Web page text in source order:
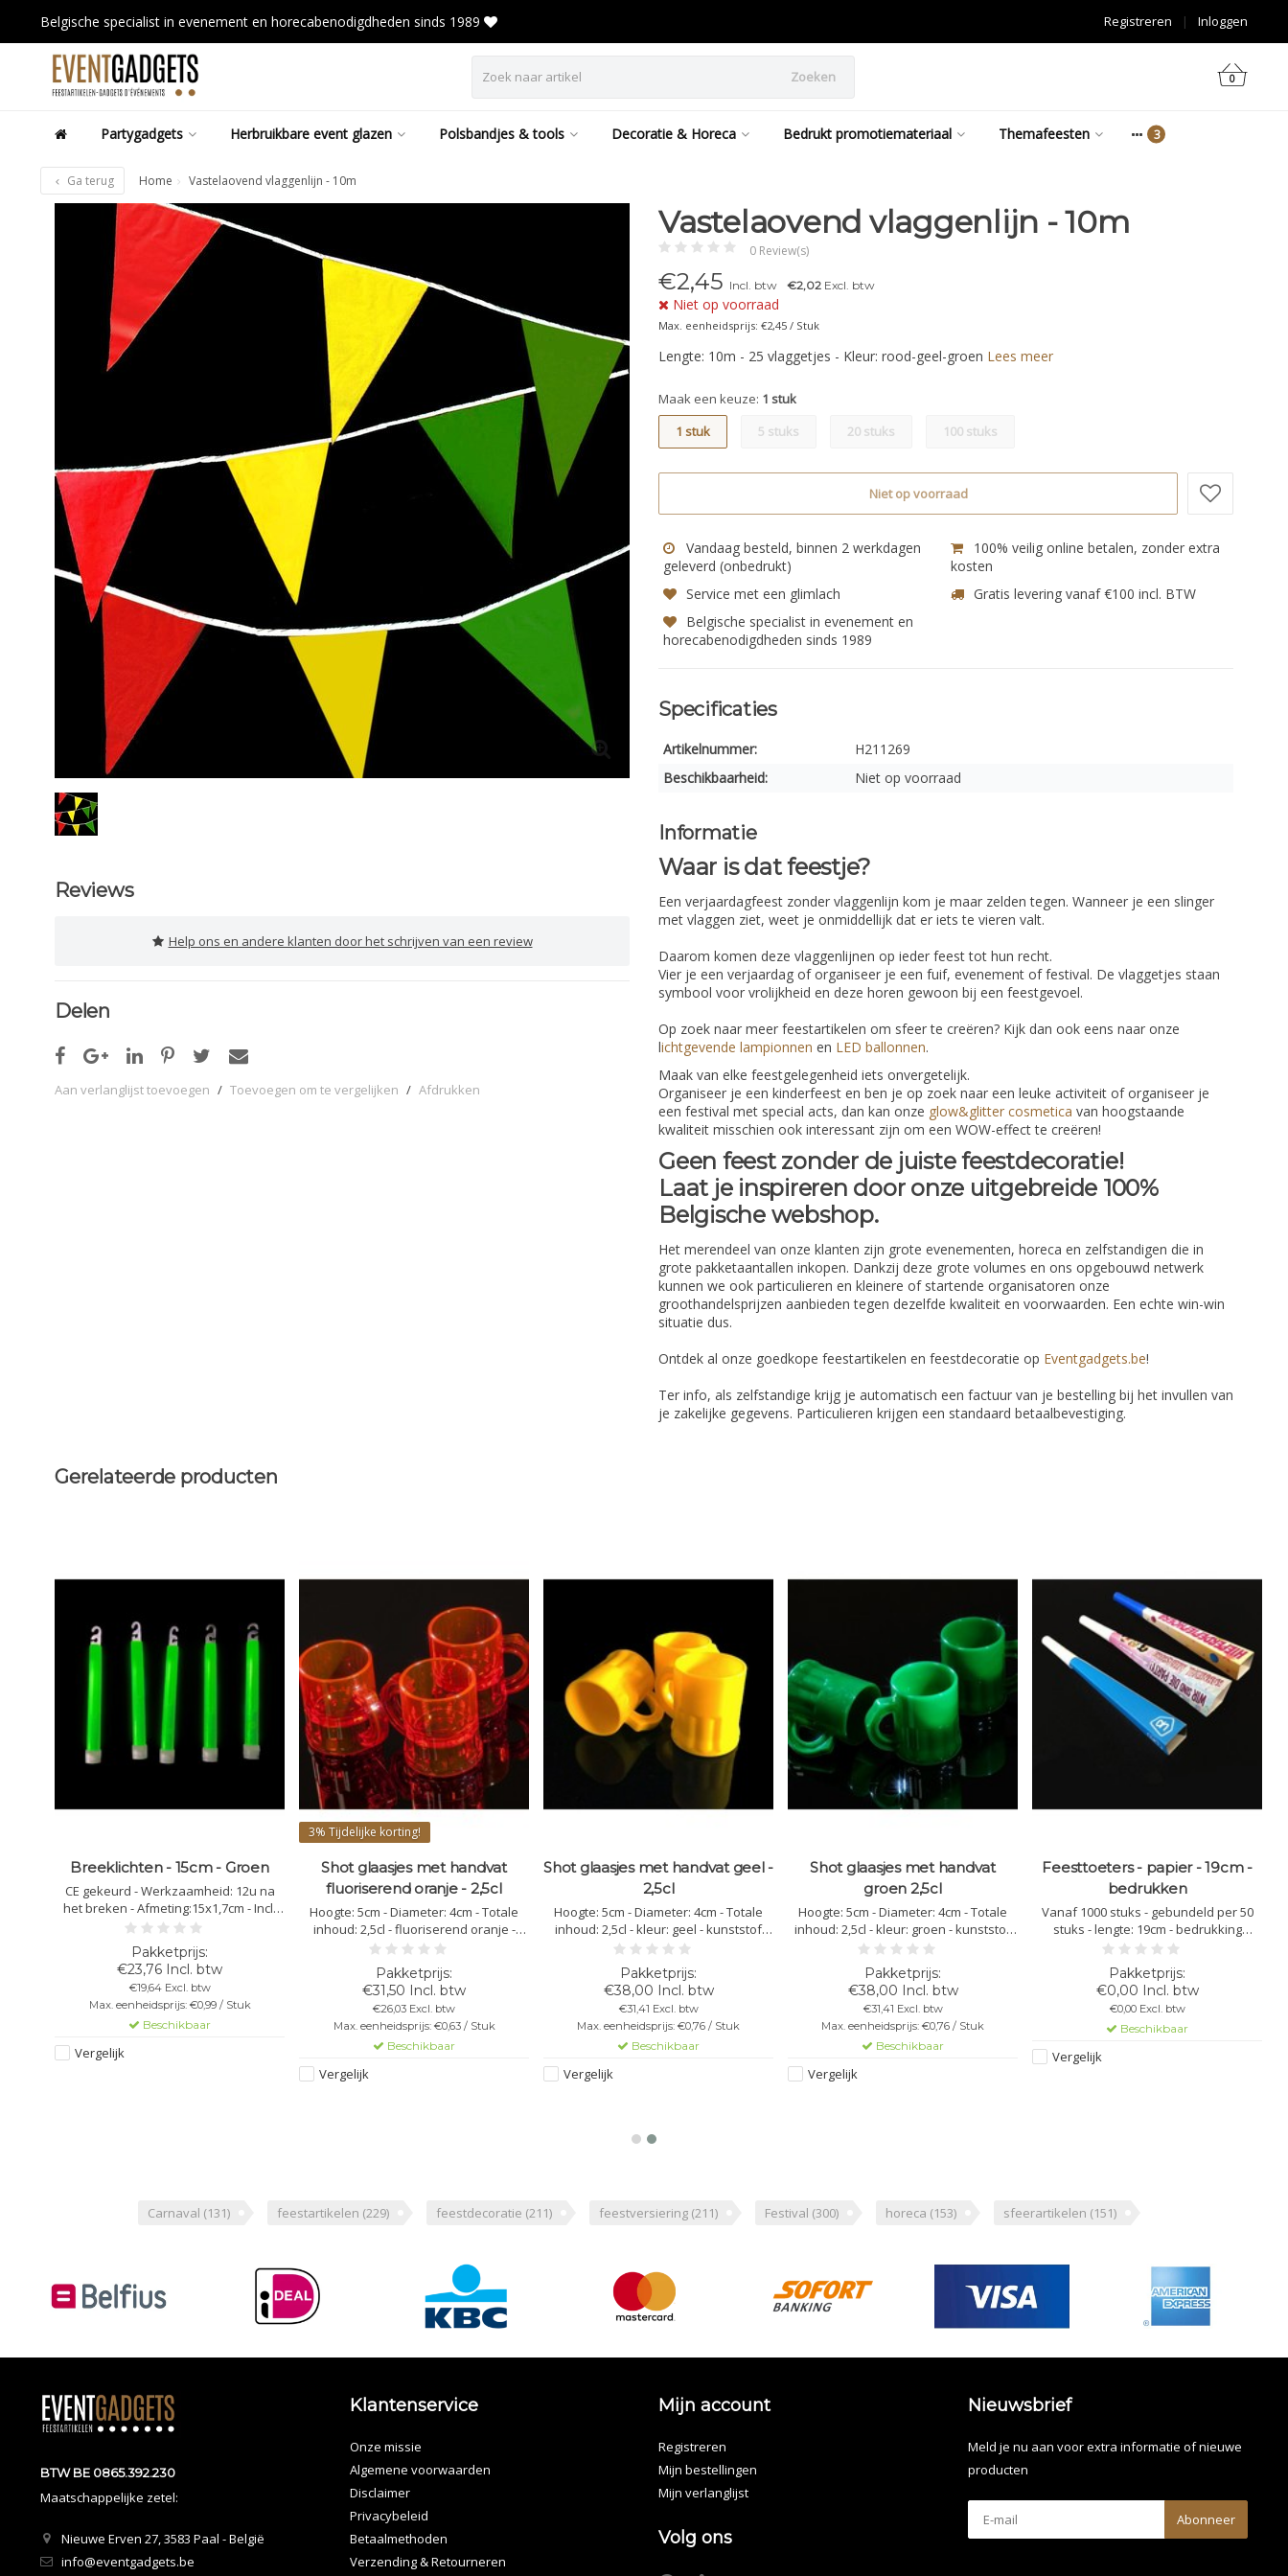
Belgische specialist in evenement en horecabenodigdheden sinds 1989 Inloggen
|
Registreren
Zoeken 0
Partygadgets Herbruikbare event glazen Polsbandjes & tools Decoratie & Horeca Bedrukt promotiemateriaal Themafeesten
Ga terug Home Vastelaovend vlaggenlijn - 10m
Reviews
Help ons en andere klanten door het schrijven van een review
Delen
Aan verlanglijst toevoegen / Toevoegen om te vergelijken / Afdrukken
Vastelaovend vlaggenlijn - 10m
0 Review(s)
€2,45 Incl. btw €2,02 Excl. btw
Niet op voorraad
Max. eenheidsprijs: €2,45 / Stuk
Lengte: 10m - 25 vlaggetjes - Kleur: rood-geel-groen Lees meer
Maak een keuze: 1 stuk
1 stuk
5 stuks 20 stuks 100 stuks
Niet op voorraad
Vandaag besteld, binnen 2 werkdagen
geleverd (onbedrukt)
100% veilig online betalen, zonder extra
kosten
Service met een glimlach
Gratis levering vanaf €100 incl. BTW
Belgische specialist in evenement en
horecabenodigdheden sinds 1989
Specificaties
Artikelnummer:
H211269
Beschikbaarheid:
Niet op voorraad
Informatie
Waar is dat feestje?
Een verjaardagfeest zonder vlaggenlijn kom je maar zelden tegen. Wanneer je een slinger
met vlaggen ziet, weet je onmiddellijk dat er iets te vieren valt.
Daarom komen deze vlaggenlijnen op ieder feest tot hun recht.
Vier je een verjaardag of organiseer je een fuif, evenement of festival. De vlaggetjes staan
symbool voor vrolijkheid en deze horen gewoon bij een feestgevoel.
Op zoek naar meer feestartikelen om sfeer te creëren? Kijk dan ook eens naar onze
lichtgevende lampionnen en LED ballonnen.
Maak van elke feestgelegenheid iets onvergetelijk.
Organiseer je een kinderfeest en ben je op zoek naar een leuke activiteit of organiseer je
een festival met special acts, dan kan onze glow&glitter cosmetica van hoogstaande
kwaliteit misschien ook interessant zijn om een WOW-effect te creëren!
Geen feest zonder de juiste feestdecoratie!
Laat je inspireren door onze uitgebreide 100%
Belgische webshop.
Het merendeel van onze klanten zijn grote evenementen, horeca en zelfstandigen die in
grote pakketaantallen inkopen. Dankzij deze grote volumes en ons opgebouwd netwerk
kunnen we ook particulieren en kleinere of startende organisatoren onze
groothandelsprijzen aanbieden tegen dezelfde kwaliteit en voorwaarden. Een echte win-win
situatie dus.
Ontdek al onze goedkope feestartikelen en feestdecoratie op Eventgadgets.be!
Ter info, als zelfstandige krijg je automatisch een factuur van je bestelling bij het invullen van
je zakelijke gegevens. Particulieren krijgen een standaard betaalbevestiging.
Gerelateerde producten
Breeklichten - 15cm - Groen
CE gekeurd - Werkzaamheid: 12u na
het breken - Afmeting:15x1,7cm - Incl.
touwtje en haakje - Kleur: Groen
€23,76 Incl. btw
€19,64 Excl. btw
Max. eenheidsprijs: €0,99 / Stuk
Beschikbaar
Vergelijk
3% Tijdelijke korting!
Shot glaasjes met handvat
fluoriserend oranje - 2,5cl
Hoogte: 5cm - Diameter: 4cm - Totale
inhoud: 2,5cl - fluoriserend oranje -
kunststof polycarbonaat -
vaatwasbestendig - herbruikbaar -
bedrukking mogelijk - onbreekbaar -
niet stapelbaar
€31,50 Incl. btw
€26,03 Excl. btw
Max. eenheidsprijs: €0,63 / Stuk
Beschikbaar
Vergelijk
Shot glaasjes met handvat geel -
2,5cl
Hoogte: 5cm - Diameter: 4cm - Totale
inhoud: 2,5cl - kleur: geel - kunststof
polycarbonaat - vaatwasbestendig -
herbruikbaar - bedrukking mogelijk -
onbreekbaar - niet stapelbaar
€38,00 Incl. btw
€31,41 Excl. btw
Max. eenheidsprijs: €0,76 / Stuk
Beschikbaar
Vergelijk
Shot glaasjes met handvat
groen 2,5cl
Hoogte: 5cm - Diameter: 4cm - Totale
inhoud: 2,5cl - kleur: groen - kunststof
polycarbonaat - vaatwasbestendig -
herbruikbaar - bedrukking mogelijk -
onbreekbaar - niet stapelbaar
€38,00 Incl. btw
€31,41 Excl. btw
Max. eenheidsprijs: €0,76 / Stuk
Beschikbaar
Vergelijk
Feesttoeters - papier - 19cm -
bedrukken
Vanaf 1000 stuks - gebundeld per 50
stuks - lengte: 19cm - bedrukking
mogelijk - maakt zeer veel geluid!
€0,00 Incl. btw
€0,00 Excl. btw
Beschikbaar
Vergelijk
Carnaval (131) feestartikelen (229) feestdecoratie (211) feestversiering (211) Festival (300) horeca (153) sfeerartikelen (151)
BTW BE 0865.392.230
Maatschappelijke zetel:
Nieuwe Erven 27, 3583 Paal - België
info@eventgadgets.be
Klantenservice
Onze missie
Algemene voorwaarden
Disclaimer
Privacybeleid
Betaalmethoden
Verzending & Retourneren
Mijn account
Registreren
Mijn bestellingen
Mijn verlanglijst
Volg ons
Nieuwsbrief
Meld je nu aan voor extra informatie of nieuwe
producten
Abonneer